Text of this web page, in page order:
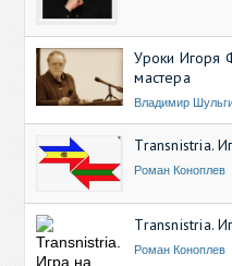
Уроки Игоря
мастера
Владимир
Transnistria.
Роман Коноплев
Transnistria.
Роман Коноплев